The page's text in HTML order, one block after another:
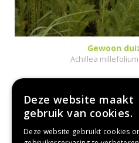
Gewoon
Achillea
Deze website maakt
gebruik van cookies.
Deze website gebruikt cookies